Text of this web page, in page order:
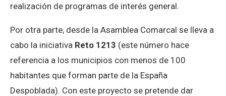
realización de programas de interés general.
Por otra parte, desde la Asamblea Comarcal se lleva a
cabo la iniciativa Reto 1213 (este número hace
referencia a los municipios con menos de 100
habitantes que forman parte de la España
Despoblada). Con este proyecto se pretende dar